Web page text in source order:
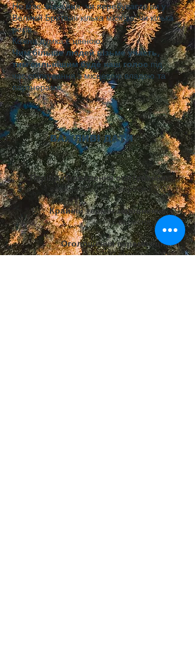
Не має значення, чи перебуваєте ви у
Великій Британії кілька місяців, чи кілька
років.
Кожна думка є цінною.
Чим більше людей візьме участь,
тим сильнішим буде наш голоспід
час спілкування з місцевою владою та
партнерами.
Період проведення опитування:
1 серпня 2026 – 16 вересня 2026
Крайній термін заповнення:
16 вересня 2026
Оголошення переможців:
20 вересня 2026
ВАЖЛИВІ ДАТИ